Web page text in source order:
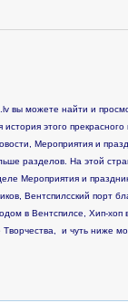
вы можете найти и
этого
Мероприятия и
разделов. На этой
Мероприятия и
Вентспилсский порт
в Вентспилсе, Хип-хоп
и чуть ниже